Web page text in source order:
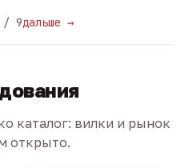
/ 9дальше →
каталог: вилки и рынок
открыто.